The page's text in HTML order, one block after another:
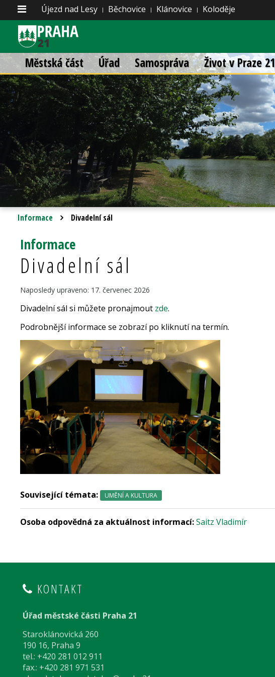
Újezd nad Lesy Běchovice Klánovice Koloděje
Městská část Úřad Samospráva Život v Praze 21
Informace Divadelní sál
Informace
Divadelní sál
Naposledy upraveno: 17. červenec 2026
Divadelní sál si můžete pronajmout zde.
Podrobnější informace se zobrazí po kliknutí na termín.
Související témata: UMĚNÍ A KULTURA
Osoba odpovědná za aktuálnost informací:Saitz Vladimír
KONTAKT
Úřad městské části Praha 21
Staroklánovická 260
190 16, Praha 9
tel.: +420 281 012 911
fax.: +420 281 971 531